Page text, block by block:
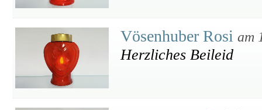
Vösenhuber Rosi am
Herzliches Beileid